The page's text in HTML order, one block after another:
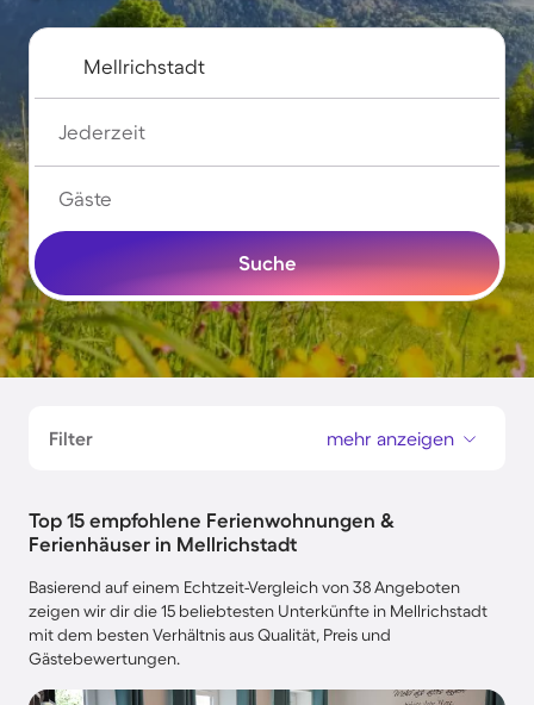
Jederzeit
Gäste
Suche
Filter mehr anzeigen
Top 15 empfohlene Ferienwohnungen &
Ferienhäuser in Mellrichstadt
Basierend auf einem Echtzeit-Vergleich von 38 Angeboten
zeigen wir dir die 15 beliebtesten Unterkünfte in Mellrichstadt
mit dem besten Verhältnis aus Qualität, Preis und
Gästebewertungen.